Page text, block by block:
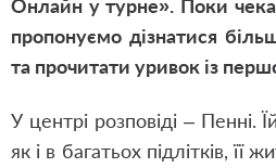
Онлайн у турне». Поки
пропонуємо дізнатися
та прочитати уривок із
У центрі розповіді – Пенні.
як і в багатьох підлітків, її